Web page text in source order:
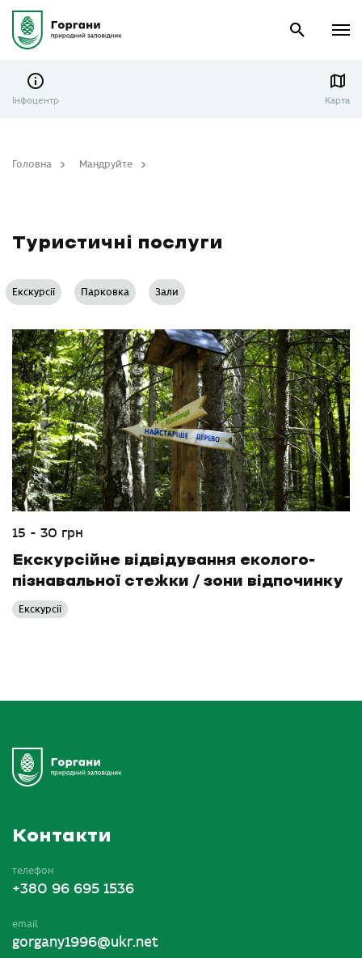
Інфоцентр Карта
Головна Мандруйте
Туристичні послуги
Екскурсії Парковка Зали
15 - 30 грн
Екскурсійне відвідування еколого-
пізнавальної стежки / зони відпочинку
Екскурсії
Контакти
телефон
+380 96 695 1536
email
gorgany1996@ukr.net